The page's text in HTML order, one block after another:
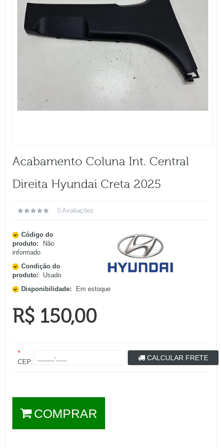
Acabamento Coluna Int. Central
Direita Hyundai Creta 2025
0 Avaliações
Código do
produto:
Não
informado
Condição do
produto:
Usado
Disponibilidade:
Em estoque
R$ 150,00
*
CEP:
CALCULAR FRETE
COMPRAR